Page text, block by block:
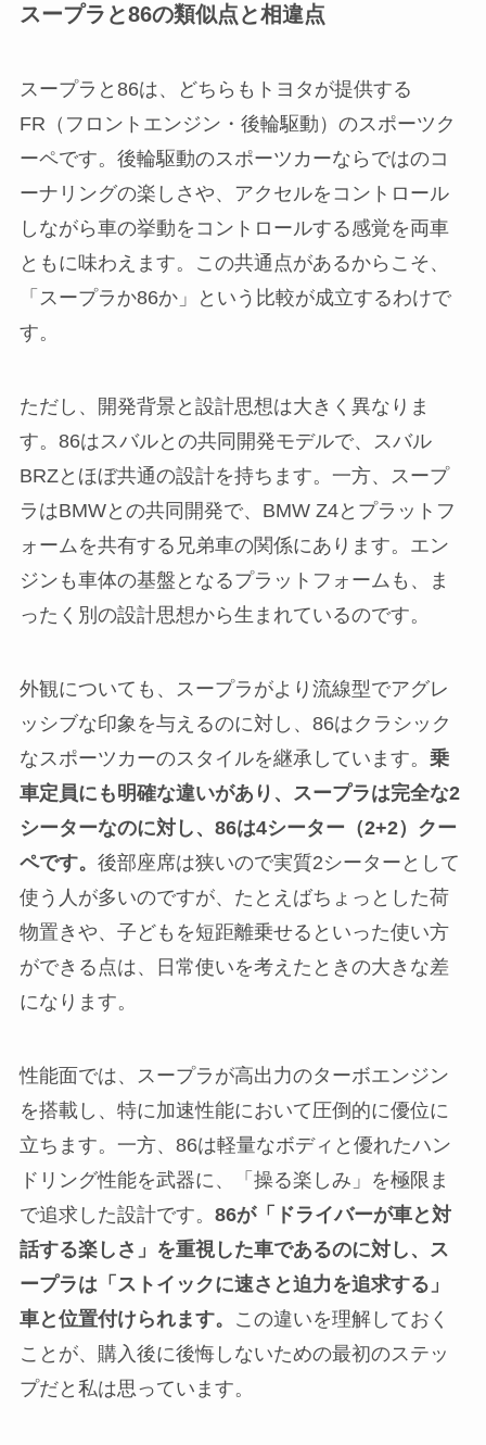
スープラと86の類似点と相違点
スープラと86は、どちらもトヨタが提供する
FR（フロントエンジン・後輪駆動）のスポーツク
ーペです。後輪駆動のスポーツカーならではのコ
ーナリングの楽しさや、アクセルをコントロール
しながら車の挙動をコントロールする感覚を両車
ともに味わえます。この共通点があるからこそ、
「スープラか86か」という比較が成立するわけで
す。
ただし、開発背景と設計思想は大きく異なりま
す。86はスバルとの共同開発モデルで、スバル
BRZとほぼ共通の設計を持ちます。一方、スープ
ラはBMWとの共同開発で、BMW Z4とプラットフ
ォームを共有する兄弟車の関係にあります。エン
ジンも車体の基盤となるプラットフォームも、ま
ったく別の設計思想から生まれているのです。
外観についても、スープラがより流線型でアグレ
ッシブな印象を与えるのに対し、86はクラシック
なスポーツカーのスタイルを継承しています。 乗
車定員にも明確な違いがあり、スープラは完全な2
シーターなのに対し、86は4シーター（2+2）クー
ペです。 後部座席は狭いので実質2シーターとして
使う人が多いのですが、たとえばちょっとした荷
物置きや、子どもを短距離乗せるといった使い方
ができる点は、日常使いを考えたときの大きな差
になります。
性能面では、スープラが高出力のターボエンジン
を搭載し、特に加速性能において圧倒的に優位に
立ちます。一方、86は軽量なボディと優れたハン
ドリング性能を武器に、「操る楽しみ」を極限ま
で追求した設計です。 86が「ドライバーが車と対
話する楽しさ」を重視した車であるのに対し、ス
ープラは「ストイックに速さと迫力を追求する」
車と位置付けられます。
この違いを理解しておく
ことが、購入後に後悔しないための最初のステッ
プだと私は思っています。